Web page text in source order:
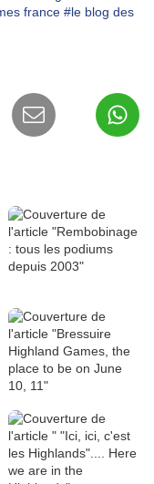
france #le blog des